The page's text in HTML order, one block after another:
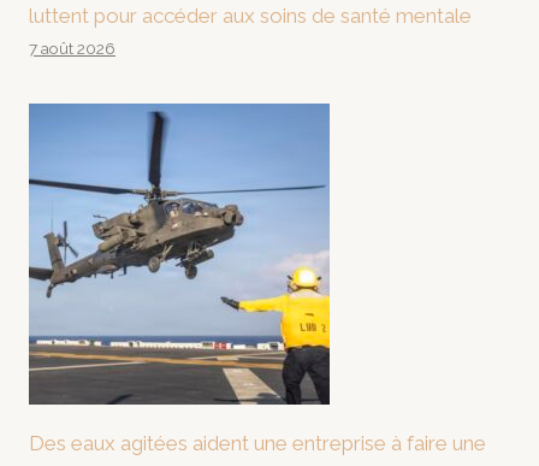
luttent pour accéder aux soins de santé mentale
7 août 2026
Des eaux agitées aident une entreprise à faire une